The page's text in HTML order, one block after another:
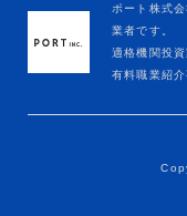
ポート株式
業者です。
適格機関投資
有料職業紹